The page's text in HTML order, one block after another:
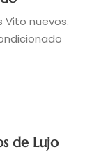
Vito nuevos.
de Lujo